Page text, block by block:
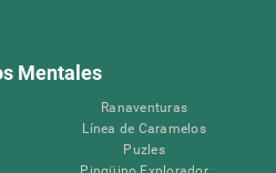
Mentales
Ranaventuras
Línea de Caramelos
Puzles